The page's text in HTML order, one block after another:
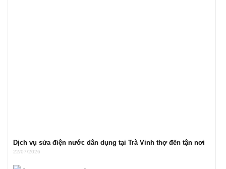
Dịch vụ sửa điện nước dân dụng tại Trà Vinh thợ đến tận nơi
22/07/2026